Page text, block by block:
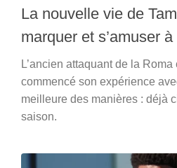
La nouvelle vie de
marquer et s’amuser
L’ancien attaquant de la Roma
commencé son expérience
meilleure des manières : déjà
saison.